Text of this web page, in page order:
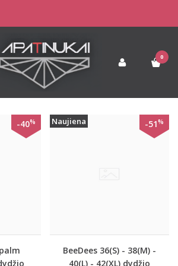
0
- 42(XL)
-40% Naujiena -51%
BeeDees 36(S) - 38(M) -
40(L) - 42(XL) dydžio